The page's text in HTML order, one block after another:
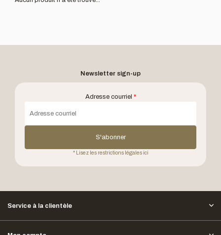
Newsletter sign-up
Adresse courriel *
S'abonner
* Lisez les restrictions légales ici
Service à la clientèle